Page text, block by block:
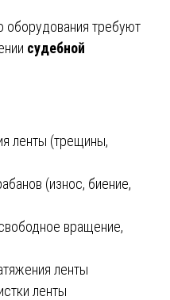
оборудования требуют
судебной
ленты (трещины,
(износ, биение,
вращение,
ленты
ленты